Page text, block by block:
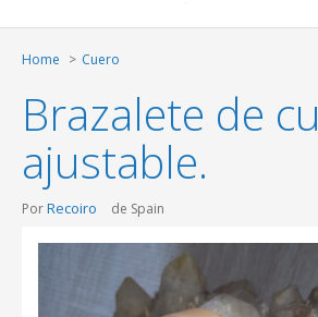
Home Cuero
Brazalete de
ajustable.
PorRecoiro de Spain